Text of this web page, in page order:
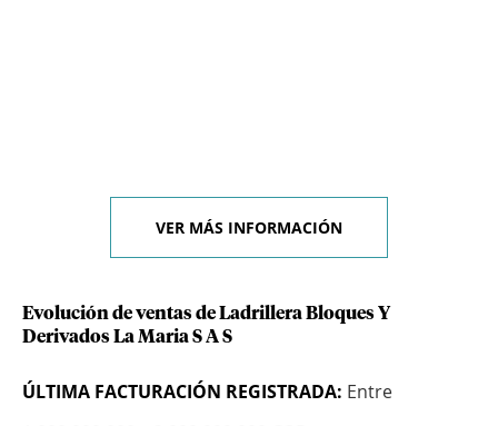
VER MÁS INFORMACIÓN
Evolución de ventas de Ladrillera Bloques Y
Derivados La Maria S A S
ÚLTIMA FACTURACIÓN REGISTRADA: Entre